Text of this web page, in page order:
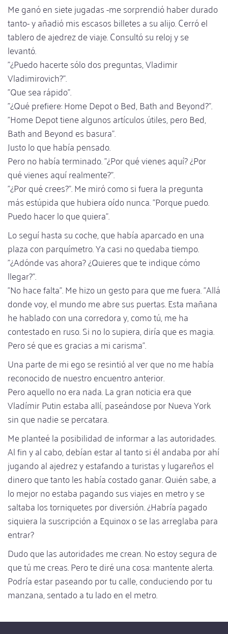
Me ganó en siete jugadas -me sorprendió haber durado
tanto- y añadió mis escasos billetes a su alijo. Cerró el
tablero de ajedrez de viaje. Consultó su reloj y se
levantó.
"¿Puedo hacerte sólo dos preguntas, Vladimir
Vladimirovich?".
"Que sea rápido".
"¿Qué prefiere: Home Depot o Bed, Bath and Beyond?".
"Home Depot tiene algunos artículos útiles, pero Bed,
Bath and Beyond es basura".
Justo lo que había pensado.
Pero no había terminado. "¿Por qué vienes aquí? ¿Por
qué vienes aquí realmente?".
"¿Por qué crees?". Me miró como si fuera la pregunta
más estúpida que hubiera oído nunca. "Porque puedo.
Puedo hacer lo que quiera".
Lo seguí hasta su coche, que había aparcado en una
plaza con parquímetro. Ya casi no quedaba tiempo.
"¿Adónde vas ahora? ¿Quieres que te indique cómo
llegar?".
"No hace falta". Me hizo un gesto para que me fuera. "Allá
donde voy, el mundo me abre sus puertas. Esta mañana
he hablado con una corredora y, como tú, me ha
contestado en ruso. Si no lo supiera, diría que es magia.
Pero sé que es gracias a mi carisma".
Una parte de mi ego se resintió al ver que no me había
reconocido de nuestro encuentro anterior.
Pero aquello no era nada. La gran noticia era que
Vladímir Putin estaba allí, paseándose por Nueva York
sin que nadie se percatara.
Me planteé la posibilidad de informar a las autoridades.
Al fin y al cabo, debían estar al tanto si él andaba por ahí
jugando al ajedrez y estafando a turistas y lugareños el
dinero que tanto les había costado ganar. Quién sabe, a
lo mejor no estaba pagando sus viajes en metro y se
saltaba los torniquetes por diversión. ¿Habría pagado
siquiera la suscripción a Equinox o se las arreglaba para
entrar?
Dudo que las autoridades me crean. No estoy segura de
que tú me creas. Pero te diré una cosa: mantente alerta.
Podría estar paseando por tu calle, conduciendo por tu
manzana, sentado a tu lado en el metro.